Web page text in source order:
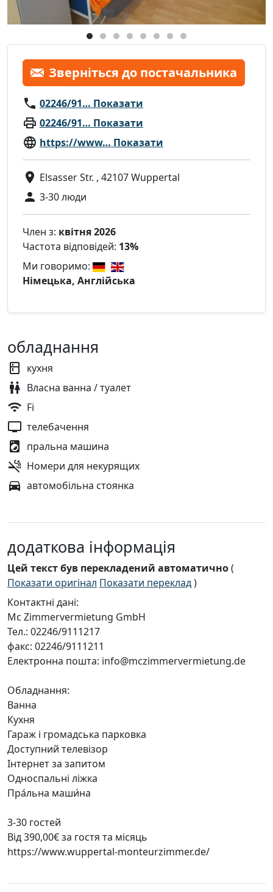
Зверніться до постачальника
02246/91… Показати
02246/91… Показати
https://www… Показати
Elsasser Str. , 42107 Wuppertal
3-30 люди
Член з: квітня 2026
Частота відповідей: 13%
Ми говоримо:
Німецька, Англійська
обладнання
кухня
Власна ванна / туалет
Fi
телебачення
пральна машина
Номери для некурящих
автомобільна стоянка
додаткова інформація
Цей текст був перекладений автоматично(
Показати оригінал Показати переклад)
Контактні дані:
Mc Zimmervermietung GmbH
Тел.: 02246/9111217
факс: 02246/9111211
Електронна пошта: info@mczimmervermietung.de
Обладнання:
Ванна
Кухня
Гараж і громадська парковка
Доступний телевізор
Інтернет за запитом
Односпальні ліжка
Пра́льна маши́на
3-30 гостей
Від 390,00€ за гостя та місяць
https://www.wuppertal-monteurzimmer.de/